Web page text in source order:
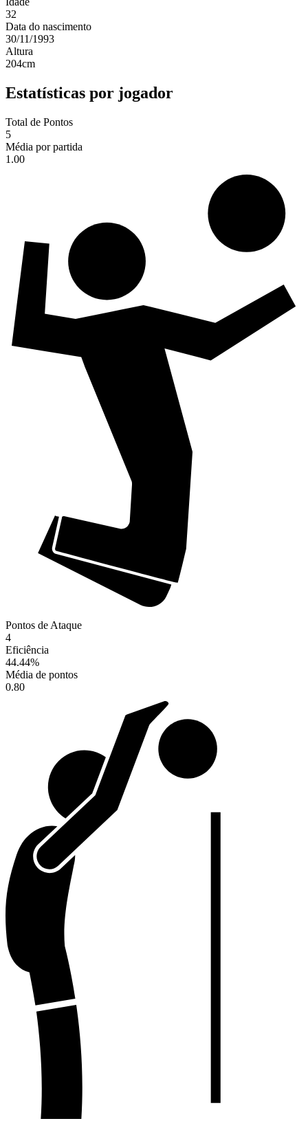
32
Data do nascimento
30/11/1993
Altura
204cm
Estatísticas por jogador
Total de Pontos
5
Média por partida
1.00
Pontos de Ataque
4
Eficiência
44.44%
Média de pontos
0.80